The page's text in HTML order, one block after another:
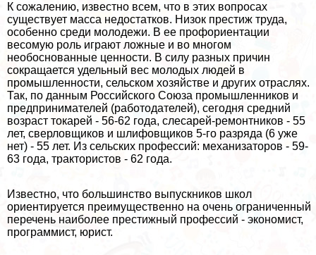
К сожалению, известно всем, что в этих вопросах
существует масса недостатков. Низок престиж труда,
особенно среди молодежи. В ее профориентации
весомую роль играют ложные и во многом
необоснованные ценности. В силу разных причин
сокращается удельный вес молодых людей в
промышленности, сельском хозяйстве и других отраслях.
Так, по данным Российского Союза промышленников и
предпринимателей (работодателей), сегодня средний
возраст токарей - 56-62 года, слесарей-ремонтников - 55
лет, сверловщиков и шлифовщиков 5-го разряда (6 уже
нет) - 55 лет. Из сельских профессий: механизаторов - 59-
63 года, тpaктористов - 62 года.
Известно, что большинство выпускников школ
ориентируется преимущественно на очень ограниченный
перечень наиболее престижный профессий - экономист,
программист, юрист.